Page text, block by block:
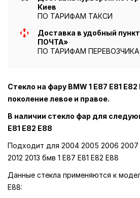
Киев
ПО ТАРИФАМ ТАКСИ
Доставка в удобный
ПОЧТА»
ПО ТАРИФАМ ПЕРЕВОЗЧИКА
Стекло на фару BMW 1 E87 E81 E82
поколение левое и правое.
В наличии стекло фар для
E81 E82 E88
Подходит для 2004 2005 2006 2007
2012 2013 бмв 1 E87 E81 E82 E88
Данные стекла применяются к
E88: